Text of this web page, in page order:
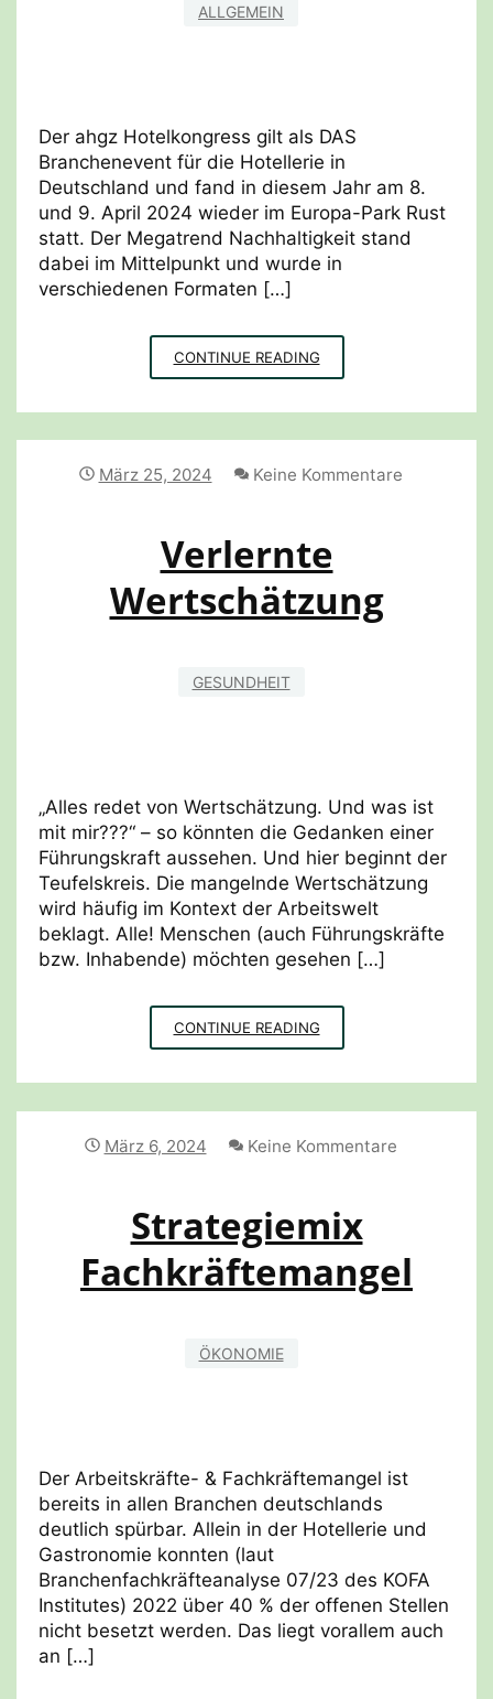
ALLGEMEIN
Der ahgz Hotelkongress gilt als DAS
Branchenevent für die Hotellerie in
Deutschland und fand in diesem Jahr am 8.
und 9. April 2024 wieder im Europa-Park Rust
statt. Der Megatrend Nachhaltigkeit stand
dabei im Mittelpunkt und wurde in
verschiedenen Formaten […]
CONTINUE READINGAHGZ
HOTELKONGRESS
März 25, 2024 Keine Kommentare
Verlernte
Wertschätzung
GESUNDHEIT
„Alles redet von Wertschätzung. Und was ist
mit mir???“ – so könnten die Gedanken einer
Führungskraft aussehen. Und hier beginnt der
Teufelskreis. Die mangelnde Wertschätzung
wird häufig im Kontext der Arbeitswelt
beklagt. Alle! Menschen (auch Führungskräfte
bzw. Inhabende) möchten gesehen […]
CONTINUE READINGVERLERNTE
WERTSCHÄTZUNG
März 6, 2024 Keine Kommentare
Strategiemix
Fachkräftemangel
ÖKONOMIE
Der Arbeitskräfte- & Fachkräftemangel ist
bereits in allen Branchen deutschlands
deutlich spürbar. Allein in der Hotellerie und
Gastronomie konnten (laut
Branchenfachkräfteanalyse 07/23 des KOFA
Institutes) 2022 über 40 % der offenen Stellen
nicht besetzt werden. Das liegt vorallem auch
an […]